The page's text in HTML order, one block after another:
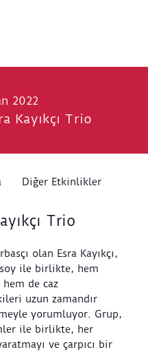
2022
Kayıkçı Trio
Diğer Etkinlikler
Trio
olan Esra Kayıkçı,
ile birlikte, hem
hem de caz
uzun zamandır
yorumluyor. Grup,
ile birlikte, her
ve çarpıcı bir